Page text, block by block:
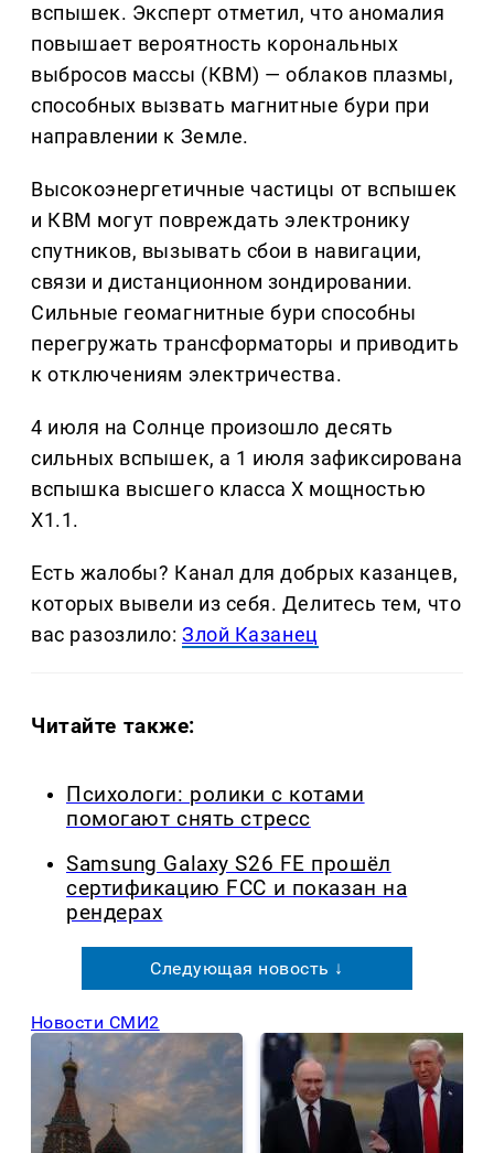
вспышек. Эксперт отметил, что аномалия
повышает вероятность корональных
выбросов массы (КВМ) — облаков плазмы,
способных вызвать магнитные бури при
направлении к Земле.
Высокоэнергетичные частицы от вспышек
и КВМ могут повреждать электронику
спутников, вызывать сбои в навигации,
связи и дистанционном зондировании.
Сильные геомагнитные бури способны
перегружать трансформаторы и приводить
к отключениям электричества.
4 июля на Солнце произошло десять
сильных вспышек, а 1 июля зафиксирована
вспышка высшего класса X мощностью
X1.1.
Есть жалобы? Канал для добрых казанцев,
которых вывели из себя. Делитеcь тем, что
вас разозлило:Злой Казанец
Читайте также:
Психологи: ролики с котами
помогают снять стресс
Samsung Galaxy S26 FE прошёл
сертификацию FCC и показан на
рендерах
Следующая новость ↓
Новости СМИ2